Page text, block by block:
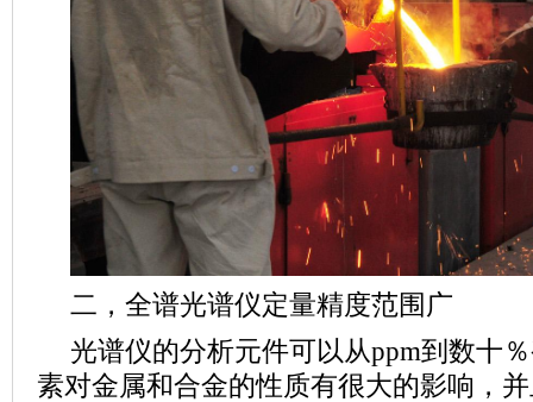
二，全谱光谱仪定量精度范围广
光谱仪的分析元件可以从ppm到数十
素对金属和合金的性质有很大的影响，